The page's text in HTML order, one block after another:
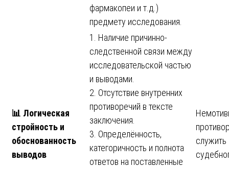
фармакопеи и т.д.)
предмету исследования.
📊 Логическая
стройность и
обоснованность
выводов
1. Наличие причинно-
следственной связи между
исследовательской частью
и выводами.
2. Отсутствие внутренних
противоречий в тексте
заключения.
3. Определённость,
категоричность и полнота
ответов на поставленные